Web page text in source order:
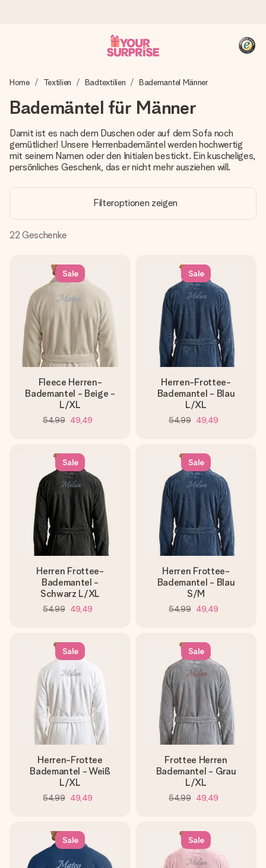
Wir bereiten dein Geschenk sorgfältig vor und schicken es
überreichen kannst, wenn es am meisten zählt.
4,8 (basierend auf +15.000 Bewertungen)
4,8 bei Google Reviews (Gesamtergebnis aller Länder, in
Montag - Freitag : 8:30 - 17:00 Uhr
Samstag - Sonntag : 8:30 - 13:00 Uhr
Home Textilien Badtextilien Bademantel Männer
Bademäntel für Männer
Damit ist es nach dem Duschen oder auf dem Sofa noch
gemütlicher! Unsere Herrenbademäntel werden hochwertig
mit seinem Namen oder den Initialen bestickt. Ein kuscheliges,
persönliches Geschenk, das er nicht mehr ausziehen will.
Filteroptionen zeigen
22 Geschenke
Sale
Fleece Herren-
Bademantel - Beige -
L/XL
54,99 49,49
Sale
Herren-Frottee-
Bademantel - Blau
L/XL
54,99 49,49
Sale
Herren Frottee-
Bademantel -
Schwarz L/XL
54,99 49,49
Sale
Herren Frottee-
Bademantel - Blau
S/M
54,99 49,49
Sale
Herren-Frottee
Bademantel - Weiß
L/XL
54,99 49,49
Sale
Frottee Herren
Bademantel - Grau
L/XL
54,99 49,49
Sale Sale